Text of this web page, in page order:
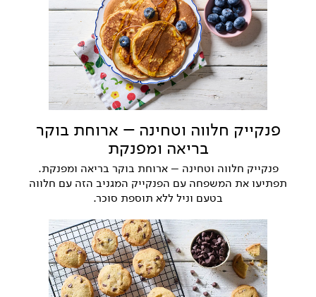
פנקייק חלווה וטחינה – ארוחת בוקר
בריאה ומפנקת
פנקייק חלווה וטחינה – ארוחת בוקר בריאה ומפנקת.
תפתיעו את המשפחה עם הפנקייק המגניב הזה עם חלווה
בטעם וניל ללא תוספת סוכר.